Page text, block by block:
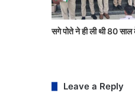
सगे पोते ने ही ली थी 80 साल
Leave a Reply